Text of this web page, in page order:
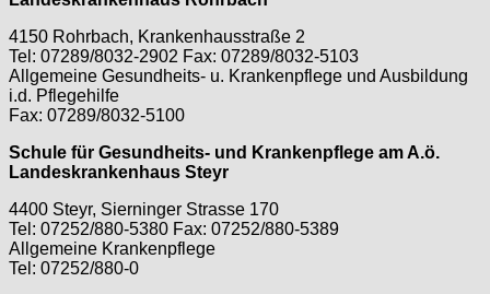
4150 Rohrbach, Krankenhausstraße 2
Tel: 07289/8032-2902 Fax: 07289/8032-5103
Allgemeine Gesundheits- u. Krankenpflege und Ausbildung
i.d. Pflegehilfe
Fax: 07289/8032-5100
Schule für Gesundheits- und Krankenpflege am A.ö.
Landeskrankenhaus Steyr
4400 Steyr, Sierninger Strasse 170
Tel: 07252/880-5380 Fax: 07252/880-5389
Allgemeine Krankenpflege
Tel: 07252/880-0